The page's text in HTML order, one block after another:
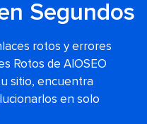
Segundos
rotos y errores
Rotos de AIOSEO
sitio, encuentra
en solo